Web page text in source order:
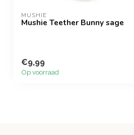
MUSHIE
Mushie Teether Bunny sage
€9,99
Op voorraad